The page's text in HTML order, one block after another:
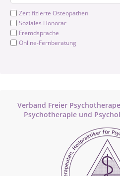
Zertifizierte Osteopathen
Soziales Honorar
Fremdsprache
Online-Fernberatung
Verband Freier
Psychotherapie und